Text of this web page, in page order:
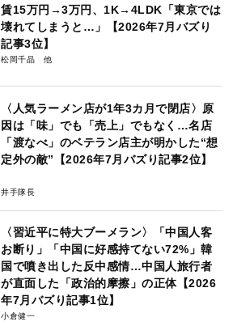
賃15万円→3万円、1K→4LDK「東京では
壊れてしまうと…」【2026年7月バズり
記事3位】
松岡千晶
〈人気ラーメン店が1年3カ月で閉店〉原
因は「味」でも「売上」でもなく…名店
「渡なべ」のベテラン店主が明かした“想
定外の敵”【2026年7月バズり記事2位】
井手隊長
〈習近平に特大ブーメラン〉「中国人客
お断り」「中国に好感持てない72%」韓
国で噴き出した反中感情…中国人旅行者
が直面した「政治的摩擦」の正体【2026
年7月バズり記事1位】
小倉健一